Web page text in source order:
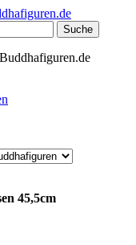
Suche
45,5cm